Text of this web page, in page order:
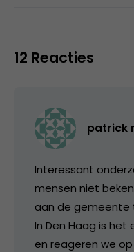
12 Reacties
patrick
Interessant
mensen niet
aan de gemeente
In Den Haag is het
en reageren we